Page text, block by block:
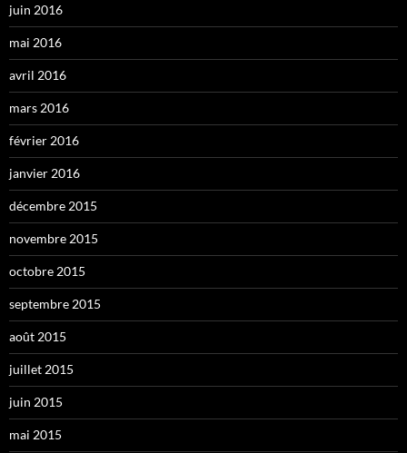
juin 2016
mai 2016
avril 2016
mars 2016
février 2016
janvier 2016
décembre 2015
novembre 2015
octobre 2015
septembre 2015
août 2015
juillet 2015
juin 2015
mai 2015